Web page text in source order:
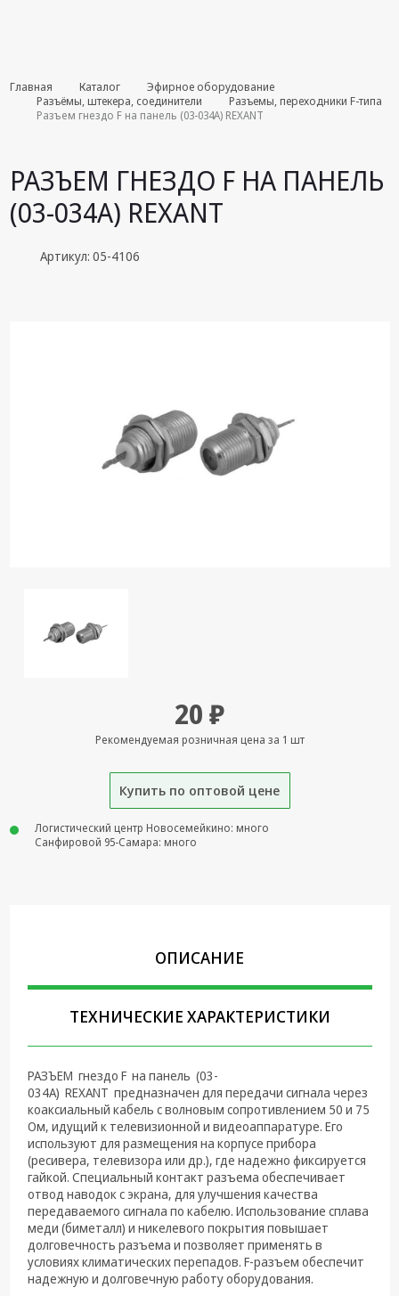
Комплекты
августа
Android TV
приставки
Сетевые
Кронштейны
под ТВ, ЖК, СВЧ
оборудование
аксессуары и
Аудиотехника
Крепеж,
Инструменты
оборудование и
Телефония
Климатическая
Электрика
Светотехника
Товары для
дома и Бытовая
техника
Компьютерные
комплектующие
Системы
Главная Каталог
Эфирное оборудование
Разъёмы, штекера, соединители
Разъемы, переходники F-типа
Разъем гнездо F на панель (03-034A) REXANT
РАЗЪЕМ ГНЕЗДО F НА ПАНЕЛЬ
(03-034A) REXANT
Артикул: 05-4106
20 ₽
Рекомендуемая розничная цена за 1 шт
Купить по оптовой цене
Логистический центр Новосемейкино: много
Санфировой 95-Самара: много
ОПИСАНИЕ
ТЕХНИЧЕСКИЕ ХАРАКТЕРИСТИКИ
РАЗЪЕМ гнездо F на панель (03-
034A) REXANT предназначен для передачи сигнала через
коаксиальный кабель c волновым сопротивлением 50 и 75
Ом, идущий к телевизионной и видеоаппаратуре. Его
используют для размещения на корпусе прибора
(ресивера, телевизора или др.), где надежно фиксируется
гайкой. Специальный контакт разъема обеспечивает
отвод наводок с экрана, для улучшения качества
передаваемого сигнала по кабелю. Использование сплава
меди (биметалл) и никелевого покрытия повышает
долговечность разъема и позволяет применять в
условиях климатических перепадов. F-разъем обеспечит
надежную и долговечную работу оборудования.